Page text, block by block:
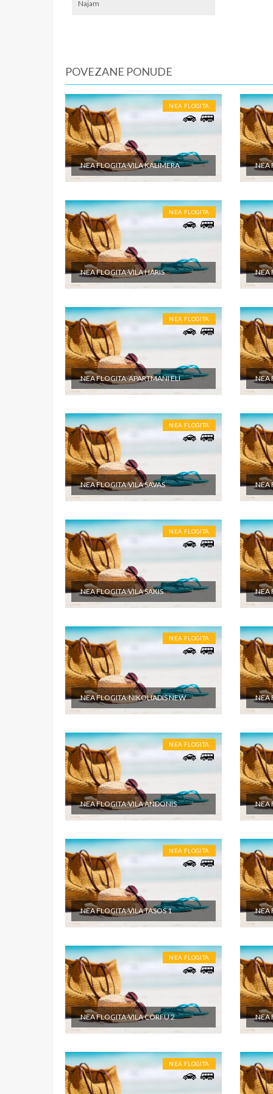
Najam
Fisrt
U
Cena
objektu
U
Cena
je po
ostale
objektu.
POVEZANE PONUDE
NEA FLOGITA
NEA FLOGITA-VILA KALIMERA NEA
NEA FLOGITA
NEA FLOGITA-VILA HARIS NEA
NEA FLOGITA
NEA FLOGITA-APARTMANI ELI NEA
NEA FLOGITA
NEA FLOGITA-VILA SAVAS NEA
NEA FLOGITA
NEA FLOGITA-VILA SAKIS NEA
NEA FLOGITA
NEA FLOGITA-NIKOLIADIS NEW NEA
NEA FLOGITA
NEA FLOGITA-VILA ANDONIS NEA
NEA FLOGITA
NEA FLOGITA-VILA TASOS 1 NEA
NEA FLOGITA
NEA FLOGITA-VILA CORFU 2 NEA
NEA FLOGITA